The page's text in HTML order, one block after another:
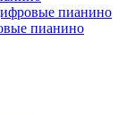
пианино
пианино